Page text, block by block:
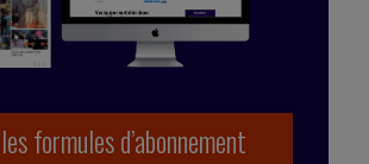
formules d’abonnement